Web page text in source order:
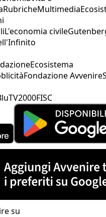
RubricheMultimedia
L'economia civile
Ecosistema
Fondazione Avvenire
TV2000FISC
su